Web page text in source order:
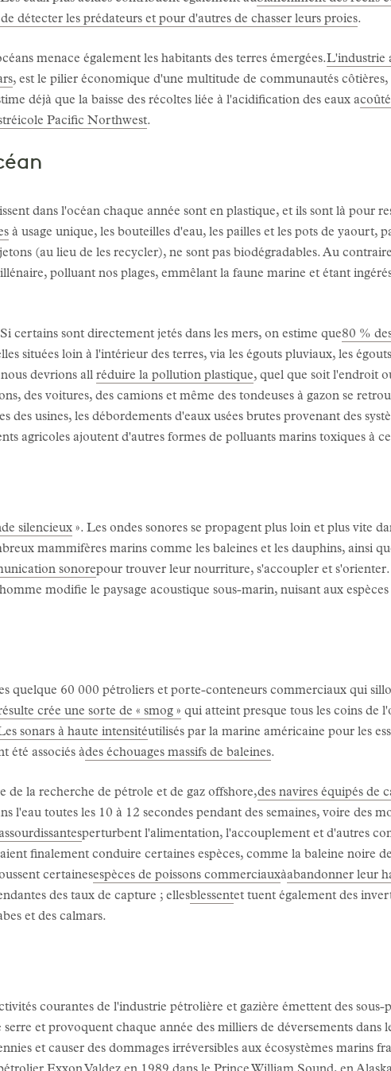
détecter les prédateurs et pour d'autres de chasser leurs proies.
menace également les habitants des terres émergées.L'industrie
, est le pilier économique d'une multitude de communautés
déjà que la baisse des récoltes liée à l'acidification des eaux a
Pacific Northwest.
dans l'océan chaque année sont en plastique, et ils sont là pour
à usage unique, les bouteilles d'eau, les pailles et les pots de yaourt,
(au lieu de les recycler), ne sont pas biodégradables. Au
polluant nos plages, emmêlant la faune marine et étant
certains sont directement jetés dans les mers, on estime que80 %
situées loin à l'intérieur des terres, via les égouts pluviaux, les
devrions all réduire la pollution plastique, quel que soit l'endroit
des voitures, des camions et même des tondeuses à gazon se
des usines, les débordements d'eaux usées brutes provenant des
agricoles ajoutent d'autres formes de polluants marins toxiques à
silencieux ». Les ondes sonores se propagent plus loin et plus vite
mammifères marins comme les baleines et les dauphins, ainsi
sonorepour trouver leur nourriture, s'accoupler et
modifie le paysage acoustique sous-marin, nuisant aux
quelque 60 000 pétroliers et porte-conteneurs commerciaux qui
crée une sorte de « smog » qui atteint presque tous les coins de
sonars à haute intensitéutilisés par la marine américaine pour les
été associés àdes échouages massifs de baleines.
de la recherche de pétrole et de gaz offshore,des navires équipés de
l'eau toutes les 10 à 12 secondes pendant des semaines, voire des
perturbent l'alimentation, l'accouplement et d'autres
finalement conduire certaines espèces, comme la baleine noire
certainesespèces de poissons commerciauxàabandonner leur
des taux de capture ; ellesblessentet tuent également des
et des calmars.
courantes de l'industrie pétrolière et gazière émettent des
serre et provoquent chaque année des milliers de déversements dans
et causer des dommages irréversibles aux écosystèmes marins